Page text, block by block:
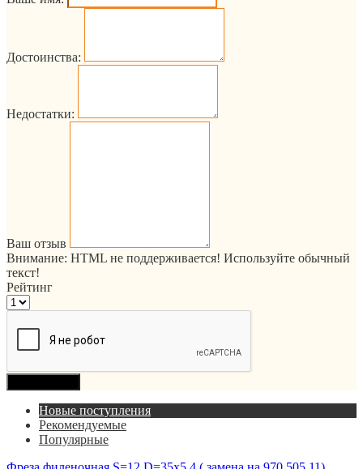
Достоинства:
Недостатки:
Ваш отзыв
Внимание: HTML не поддерживается! Используйте обычный
текст!
Рейтинг
Новые поступления
Рекомендуемые
Популярные